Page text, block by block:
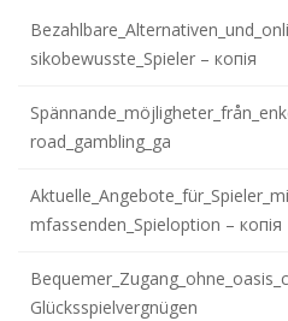
sikobewusste_Spieler – копія
road_gambling_ga
mfassenden_Spieloption – копія
Glücksspielvergnügen